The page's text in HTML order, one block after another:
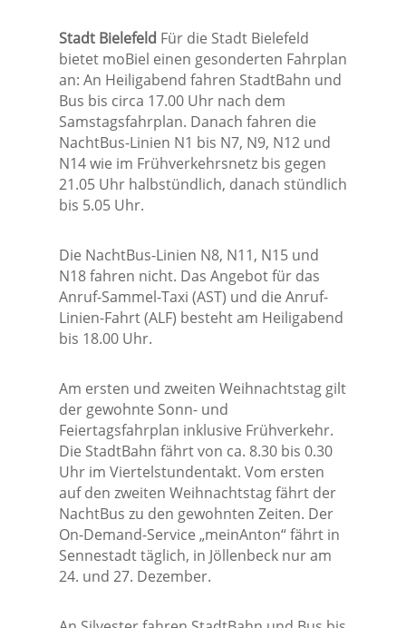
Stadt Bielefeld Für die Stadt Bielefeld
bietet moBiel einen gesonderten Fahrplan
an: An Heiligabend fahren StadtBahn und
Bus bis circa 17.00 Uhr nach dem
Samstagsfahrplan. Danach fahren die
NachtBus-Linien N1 bis N7, N9, N12 und
N14 wie im Frühverkehrsnetz bis gegen
21.05 Uhr halbstündlich, danach stündlich
bis 5.05 Uhr.
Die NachtBus-Linien N8, N11, N15 und
N18 fahren nicht. Das Angebot für das
Anruf-Sammel-Taxi (AST) und die Anruf-
Linien-Fahrt (ALF) besteht am Heiligabend
bis 18.00 Uhr.
Am ersten und zweiten Weihnachtstag gilt
der gewohnte Sonn- und
Feiertagsfahrplan inklusive Frühverkehr.
Die StadtBahn fährt von ca. 8.30 bis 0.30
Uhr im Viertelstundentakt. Vom ersten
auf den zweiten Weihnachtstag fährt der
NachtBus zu den gewohnten Zeiten. Der
On-Demand-Service „meinAnton“ fährt in
Sennestadt täglich, in Jöllenbeck nur am
24. und 27. Dezember.